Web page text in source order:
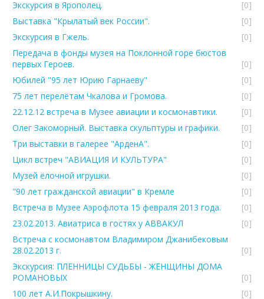
Экскурсия в Ярополец.
[0]
Выставка "Крылатый век России".
[0]
Экскурсия в Гжель.
[0]
Передача в фонды музея на Поклонной горе бюстов
первых Героев.
[0]
Юбилей "95 лет Юрию Гарнаеву"
[0]
75 лет перелётам Чкалова и Громова.
[0]
22.12.12 встреча в Музее авиации и космонавтики.
[0]
Олег Закоморный. Выставка скульптуры и графики.
[0]
Три выставки в галерее "АрденА".
[0]
Цикл встреч "АВИАЦИЯ И КУЛЬТУРА"
[0]
Музей ёлочной игрушки.
[0]
"90 лет гражданской авиации" в Кремле
[0]
Встреча в Музее Аэрофлота 15 февраля 2013 года.
[0]
23.02.2013. Авиатриса в гостях у АВВАКУЛ
[0]
Встреча с космонавтом Владимиром Джанибековым
28.02.2013 г.
[0]
Экскурсия: ПЛЕННИЦЫ СУДЬБЫ - ЖЕНЩИНЫ ДОМА
РОМАНОВЫХ
[0]
100 лет А.И.Покрышкину.
[0]